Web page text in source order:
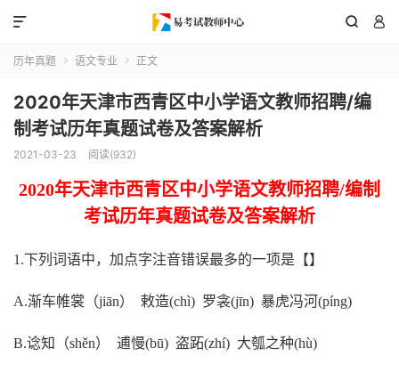
 

历年真题  语文专业  正文
2020年天津市西青区中小学语文教师招聘/编
制考试历年真题试卷及答案解析
2021-03-23 阅读(932)
2020年天津市西青区中小学语文教师招聘/编制
考试历年真题试卷及答案解析
1 .下列词语中，加点字注音错误最多的一项是 【】
A.渐车帷裳（jiān） 敕造(chì) 罗衾(jīn) 暴虎冯河(píng)
B.谂知（shěn） 逋慢(bū) 盗跖(zhí) 大瓠之种(hù)